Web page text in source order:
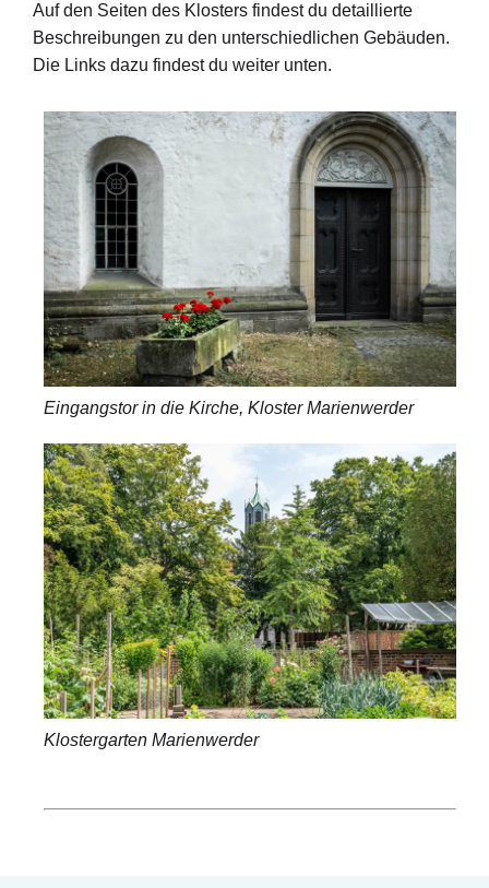
Auf den Seiten des Klosters findest du detaillierte
Beschreibungen zu den unterschiedlichen Gebäuden.
Die Links dazu findest du weiter unten.
Eingangstor in die Kirche, Kloster Marienwerder
Klostergarten Marienwerder